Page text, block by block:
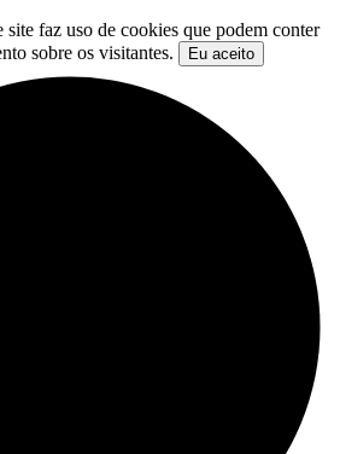
site faz uso de cookies que podem conter
sobre os visitantes.
Eu aceito